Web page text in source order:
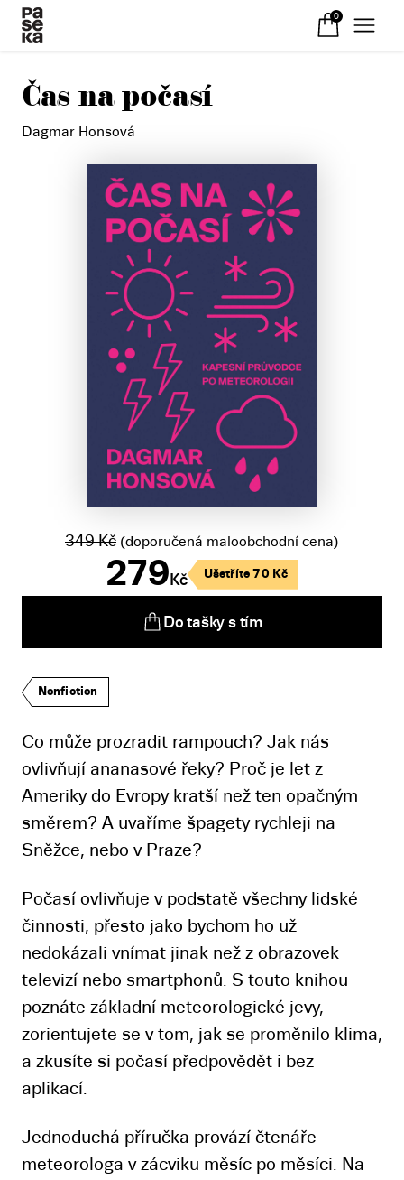
0
Čas na počasí
Dagmar Honsová
Nonfiction
Co může prozradit rampouch? Jak nás
ovlivňují ananasové řeky? Proč je let z
Ameriky do Evropy kratší než ten opačným
směrem? A uvaříme špagety rychleji na
Sněžce, nebo v Praze?
Počasí ovlivňuje v podstatě všechny lidské
činnosti, přesto jako bychom ho už
nedokázali vnímat jinak než z obrazovek
televizí nebo smartphonů. S touto knihou
poznáte základní meteorologické jevy,
zorientujete se v tom, jak se proměnilo klima,
a zkusíte si počasí předpovědět i bez
aplikací.
Jednoduchá příručka provází čtenáře-
meteorologa v zácviku měsíc po měsíci. Na
279Kč
349Kč (doporučená maloobchodní cena)
Ušetříte70 Kč
Do tašky s tím